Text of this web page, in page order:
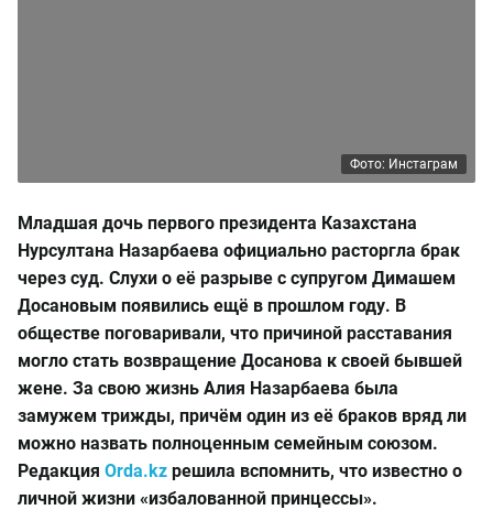
Фото: Инстаграм
Младшая дочь первого президента Казахстана
Нурсултана Назарбаева официально расторгла брак
через суд. Слухи о её разрыве с супругом Димашем
Досановым появились ещё в прошлом году. В
обществе поговаривали, что причиной расставания
могло стать возвращение Досанова к своей бывшей
жене. За свою жизнь Алия Назарбаева была
замужем трижды, причём один из её браков вряд ли
можно назвать полноценным семейным союзом.
Редакция Orda.kz решила вспомнить, что известно о
личной жизни «избалованной принцессы».